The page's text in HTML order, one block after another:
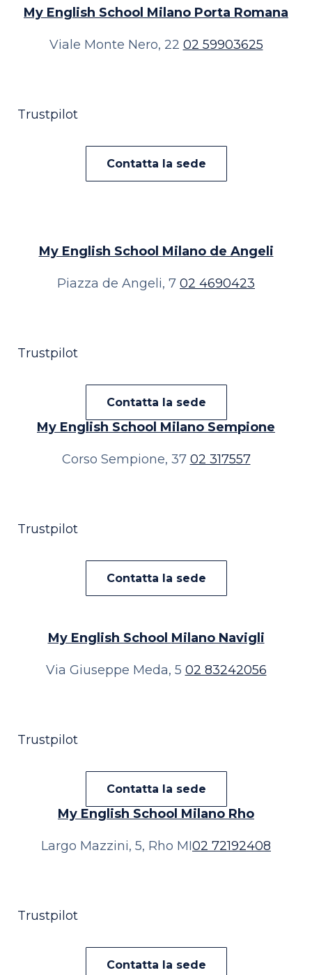
My English School Milano Porta Romana
Viale Monte Nero, 22 02 59903625
Trustpilot
Contatta la sede
My English School Milano de Angeli
Piazza de Angeli, 7 02 4690423
Trustpilot
Contatta la sede
My English School Milano Sempione
Corso Sempione, 37 02 317557
Trustpilot
Contatta la sede
My English School Milano Navigli
Via Giuseppe Meda, 5 02 83242056
Trustpilot
Contatta la sede
My English School Milano Rho
Largo Mazzini, 5, Rho MI02 72192408
Trustpilot
Contatta la sede